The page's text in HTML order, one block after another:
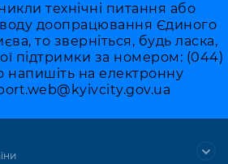
технічні питання або
доопрацювання Єдиного
то зверніться, будь ласка,
підтримки за номером: (044)
напишіть на електронну